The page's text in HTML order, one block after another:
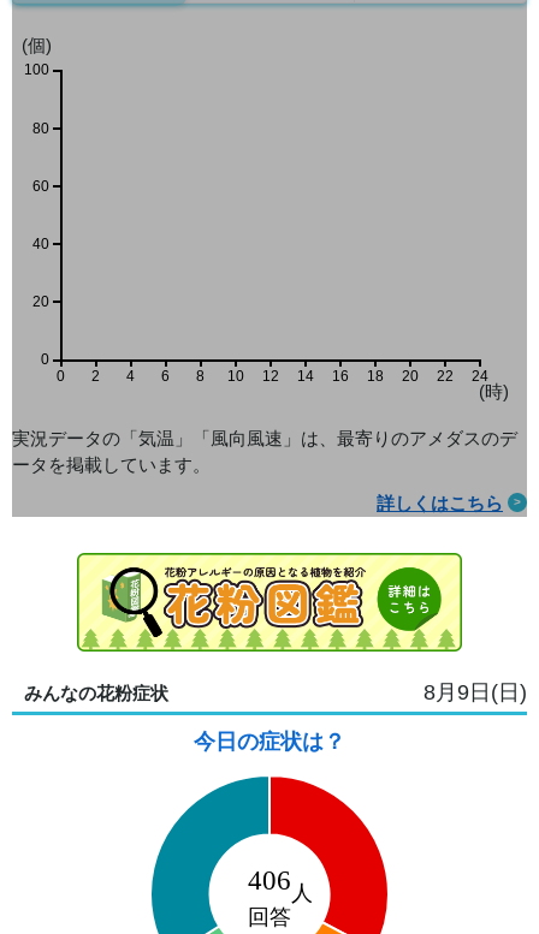
0 2 4 6 8 10 12 14 16 18 20 22 24
(個)
(時)
0
20
40
60
80
100
実況データの「気温」「風向風速」は、最寄りのアメダスのデ
ータを掲載しています。
詳しくはこちら
みんなの花粉症状 8月9日(日)
今日の症状は？